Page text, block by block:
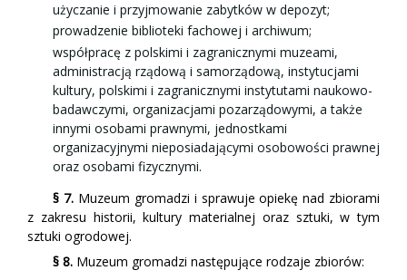
użyczanie i przyjmowanie zabytków w depozyt;
prowadzenie biblioteki fachowej i archiwum;
współpracę z polskimi i zagranicznymi muzeami,
administracją rządową i samorządową, instytucjami
kultury, polskimi i zagranicznymi instytutami naukowo-
badawczymi, organizacjami pozarządowymi, a także
innymi osobami prawnymi, jednostkami
organizacyjnymi nieposiadającymi osobowości prawnej
oraz osobami fizycznymi.
§ 7. Muzeum gromadzi i sprawuje opiekę nad zbiorami
z zakresu historii, kultury materialnej oraz sztuki, w tym
sztuki ogrodowej.
§ 8. Muzeum gromadzi następujące rodzaje zbiorów: